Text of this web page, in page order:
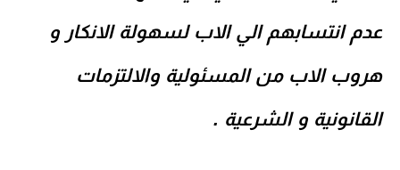
عدم انتسابهم الي الاب لسهولة الانكار و
هروب الاب من المسئولية والالتزمات
القانونية و الشرعية .